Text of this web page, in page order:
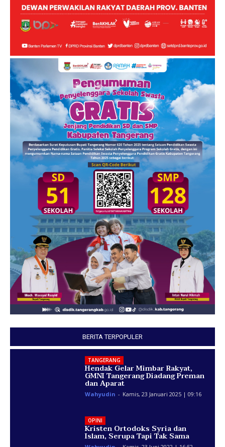
BERITA TERPOPULER
TANGERANG
Hendak Gelar Mimbar Rakyat,
GMNI Tangerang Diadang Preman
dan Aparat
Wahyudin - Kamis, 23 Januari 2025 | 09:16
OPINI
Kristen Ortodoks Syria dan
Islam, Serupa Tapi Tak Sama